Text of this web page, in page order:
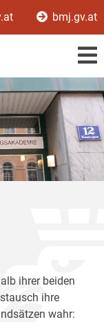
bmj.gv.at
ihrer beiden
ihre
wahr: